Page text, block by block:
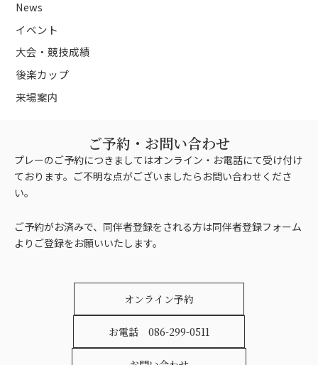
News
イベント
大会・競技成績
後楽カップ
来場案内
ご予約・お問い合わせ
プレーのご予約につきましてはオンライン・お電話にて受け付け
ております。ご不明な点がございましたらお問い合わせくださ
い。
ご予約がお済みで、同伴者登録をされる方は同伴者登録フォーム
よりご登録をお願いいたします。
オンライン予約
お電話 086-299-0511